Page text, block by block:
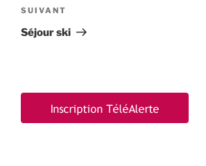
Article
suivant
SUIVANT
Séjour ski